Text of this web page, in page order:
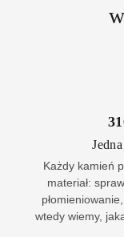
Każdy kamień
materiał:
wtedy wiemy,